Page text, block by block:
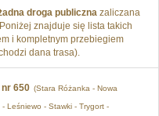
droga publiczna zaliczana
znajduje się lista takich
i kompletnym przebiegiem
dana trasa).
650 (Stara Różanka - Nowa
Leśniewo - Stawki - Trygort -